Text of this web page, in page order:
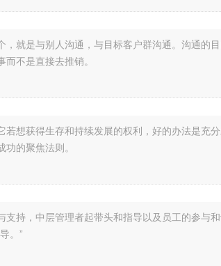
就是与别人沟通，与目标客户群沟通。沟通的
不是直接去推销。
想获得生存和持续发展的权利，好的办法是充
的聚焦法则。
持，中层管理者起带头和指导以及员工的参与和
。”